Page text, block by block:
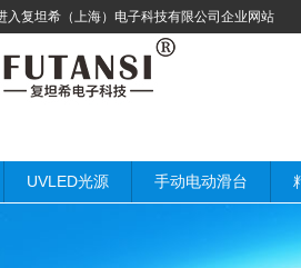
入复坦希（上海）电子科技有限公司企业网站
UVLED光源 手动电动滑台